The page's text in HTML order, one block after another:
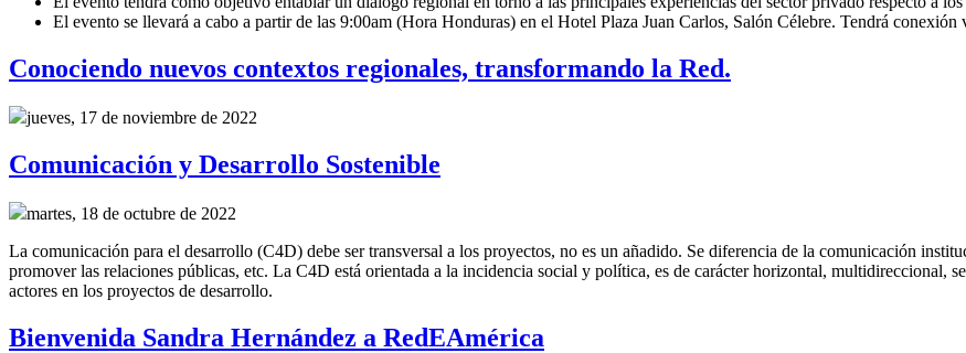
El evento se llevará a cabo a partir de las 9:00am (Hora Honduras) en el Hotel Plaza Juan Carlos, Salón Célebre. Tendrá
Conociendo nuevos contextos regionales, transformando la Red.
jueves, 17 de noviembre de 2022
Comunicación y Desarrollo Sostenible
martes, 18 de octubre de 2022
La comunicación para el desarrollo (C4D) debe ser transversal a los proyectos, no es un añadido. Se diferencia de la comunicación
promover las relaciones públicas, etc. La C4D está orientada a la incidencia social y política, es de carácter horizontal, multidireccional,
actores en los proyectos de desarrollo.
Bienvenida Sandra Hernández a RedEAmérica